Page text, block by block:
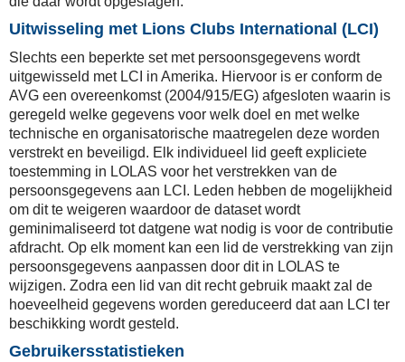
Uitwisseling met Lions Clubs International (LCI)
Slechts een beperkte set met persoonsgegevens wordt
uitgewisseld met LCI in Amerika. Hiervoor is er conform de
AVG een overeenkomst (2004/915/EG) afgesloten waarin is
geregeld welke gegevens voor welk doel en met welke
technische en organisatorische maatregelen deze worden
verstrekt en beveiligd. Elk individueel lid geeft expliciete
toestemming in LOLAS voor het verstrekken van de
persoonsgegevens aan LCI. Leden hebben de mogelijkheid
om dit te weigeren waardoor de dataset wordt
geminimaliseerd tot datgene wat nodig is voor de contributie
afdracht. Op elk moment kan een lid de verstrekking van zijn
persoonsgegevens aanpassen door dit in LOLAS te
wijzigen. Zodra een lid van dit recht gebruik maakt zal de
hoeveelheid gegevens worden gereduceerd dat aan LCI ter
beschikking wordt gesteld.
Gebruikersstatistieken